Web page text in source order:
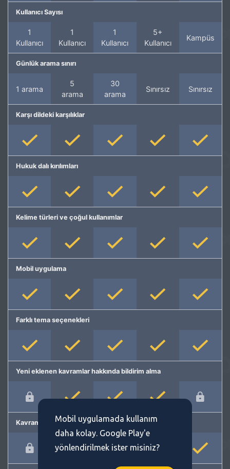
Kullanıcı Sayısı
1
Kullanıcı
1
Kullanıcı
1
Kullanıcı
5+
Kullanıcı
Kampüs
Günlük arama sınırı
1 arama
5
arama
30
arama
Sınırsız Sınırsız
Karşı dildeki karşılıklar
Hukuk dalı kırılımları
Kelime türleri ve çoğul kullanımlar
Mobil uygulama
Farklı tema seçenekleri
Yeni eklenen kavramlar hakkında bildirim alma
Kavram önermeMobil uygulamada kullanım
daha kolay. Google Play'e
yönlendirilmek ister misiniz?